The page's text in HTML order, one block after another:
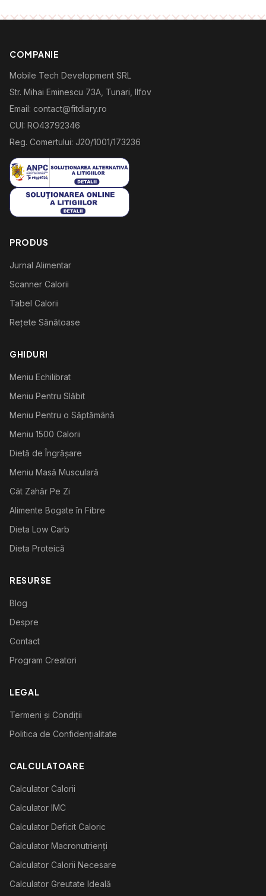
COMPANIE
Mobile Tech Development SRL
Str. Mihai Eminescu 73A, Tunari, Ilfov
Email: contact@fitdiary.ro
CUI: RO43792346
Reg. Comertului: J20/1001/173236
PRODUS
Jurnal Alimentar
Scanner Calorii
Tabel Calorii
Rețete Sănătoase
GHIDURI
Meniu Echilibrat
Meniu Pentru Slăbit
Meniu Pentru o Săptămână
Meniu 1500 Calorii
Dietă de Îngrășare
Meniu Masă Musculară
Cât Zahăr Pe Zi
Alimente Bogate în Fibre
Dieta Low Carb
Dieta Proteică
RESURSE
Blog
Despre
Contact
Program Creatori
LEGAL
Termeni și Condiții
Politica de Confidențialitate
CALCULATOARE
Calculator Calorii
Calculator IMC
Calculator Deficit Caloric
Calculator Macronutrienți
Calculator Calorii Necesare
Calculator Greutate Ideală